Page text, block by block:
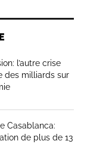
l’autre crise
des milliards sur
Casablanca:
de plus de 13